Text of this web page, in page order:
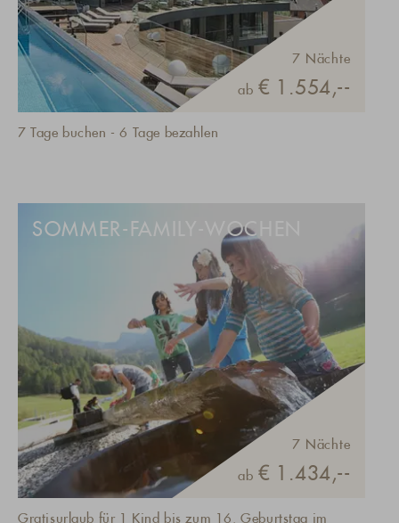
7 Nächte
ab € 1.554,--
7 Tage buchen - 6 Tage bezahlen
SOMMER-FAMILY-WOCHEN
7 Nächte
ab € 1.434,--
Gratisurlaub für 1 Kind bis zum 16. Geburtstag im